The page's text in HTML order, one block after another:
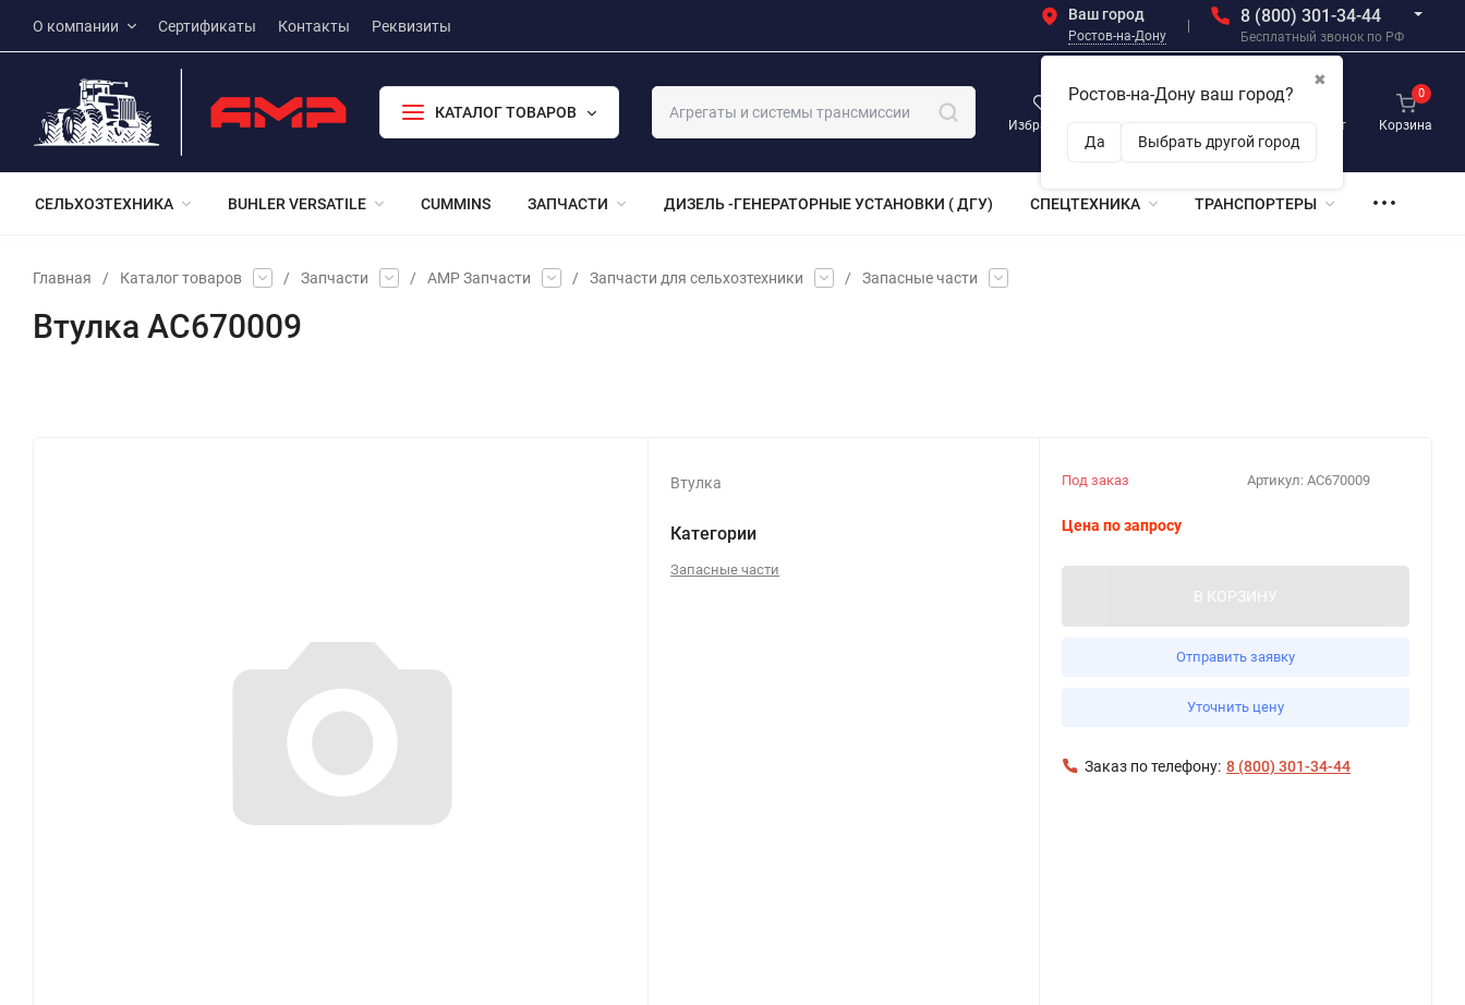
О компании Сертификаты Контакты Реквизиты
Ваш город
Ростов-на-Дону
✖
Ростов-на-Дону ваш город?
Да Выбрать другой город
8 (800) 301-34-44
Бесплатный звонок по РФ
КАТАЛОГ ТОВАРОВ
Избранное
0
Личный кабинет Корзина
0
СЕЛЬХОЗТЕХНИКА BUHLER VERSATILE CUMMINS ЗАПЧАСТИ ДИЗЕЛЬ -ГЕНЕРАТОРНЫЕ УСТАНОВКИ ( ДГУ) СПЕЦТЕХНИКА ТРАНСПОРТЕРЫ
Главная / Каталог товаров / Запчасти / АМР Запчасти / Запчасти для сельхозтехники / Запасные части
Втулка АС670009
Втулка
Категории
Запасные части
Артикул: АС670009
Под заказ
Цена по запросу
В КОРЗИНУ
Отправить заявку
Уточнить цену
Заказ по телефону: 8 (800) 301-34-44